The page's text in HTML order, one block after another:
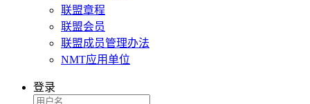
联盟章程
联盟会员
联盟成员管理办法
NMT应用单位
登录